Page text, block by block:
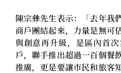
陳宗彝先生表示：「去年我
商戶團結起來，力量是無可
與創意再升級，是區內首
戶，聯手推出超過一百個餐
推廣，更是要讓市民和旅客